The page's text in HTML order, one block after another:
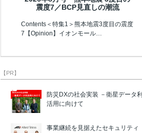
震度7／BCP見直しの潮流
Contents＜特集1＞熊本地震3度目の震度
7【Opinion】イオンモール…
【PR】
防災DXの社会実装 －衛星データ利
活用に向けて
事業継続を見据えたセキュリティ